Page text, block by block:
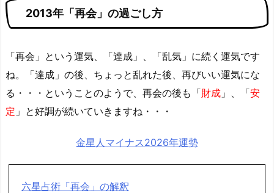
2013年「再会」の過ごし方
「再会」という運気、「達成」、「乱気」に続く運気です
ね。「達成」の後、ちょっと乱れた後、再びいい運気にな
る・・・ということのようで、再会の後も「財成 」、「安
定 」と好調が続いていきますね・・・
金星人マイナス2026年運勢
六星占術「再会」の解釈